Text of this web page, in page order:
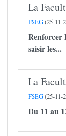
La
FSEG(25-11-
Renforcer
saisir les...
La
FSEG(25-11-
Du 11 au